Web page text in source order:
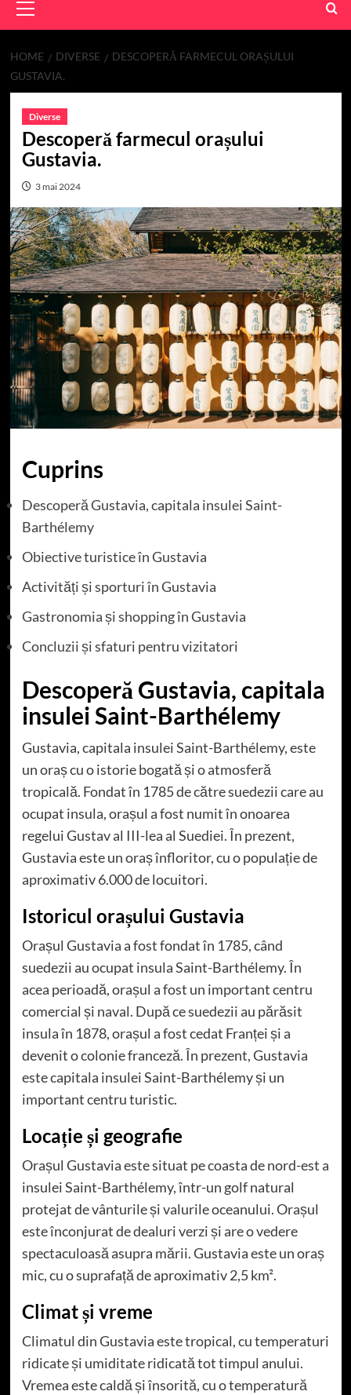
Menu
HOME DIVERSE
DESCOPERĂ FARMECUL ORAȘULUI
GUSTAVIA.
Diverse
Descoperă farmecul orașului
Gustavia.
3 mai 2024
Cuprins
Descoperă Gustavia, capitala insulei Saint-
Barthélemy
Obiective turistice în Gustavia
Activități și sporturi în Gustavia
Gastronomia și shopping în Gustavia
Concluzii și sfaturi pentru vizitatori
Descoperă Gustavia, capitala
insulei Saint-Barthélemy
Gustavia, capitala insulei Saint-Barthélemy, este
un oraș cu o istorie bogată și o atmosferă
tropicală. Fondat în 1785 de către suedezii care au
ocupat insula, orașul a fost numit în onoarea
regelui Gustav al III-lea al Suediei. În prezent,
Gustavia este un oraș înfloritor, cu o populație de
aproximativ 6.000 de locuitori.
Istoricul orașului Gustavia
Orașul Gustavia a fost fondat în 1785, când
suedezii au ocupat insula Saint-Barthélemy. În
acea perioadă, orașul a fost un important centru
comercial și naval. După ce suedezii au părăsit
insula în 1878, orașul a fost cedat Franței și a
devenit o colonie franceză. În prezent, Gustavia
este capitala insulei Saint-Barthélemy și un
important centru turistic.
Locație și geografie
Orașul Gustavia este situat pe coasta de nord-est a
insulei Saint-Barthélemy, într-un golf natural
protejat de vânturile și valurile oceanului. Orașul
este înconjurat de dealuri verzi și are o vedere
spectaculoasă asupra mării. Gustavia este un oraș
mic, cu o suprafață de aproximativ 2,5 km².
Climat și vreme
Climatul din Gustavia este tropical, cu temperaturi
ridicate și umiditate ridicată tot timpul anului.
Vremea este caldă și însorită, cu o temperatură